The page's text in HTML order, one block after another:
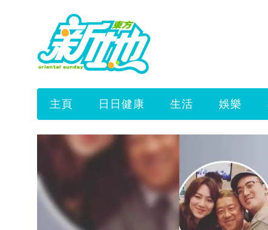
主頁 日日健康 生活 娛樂